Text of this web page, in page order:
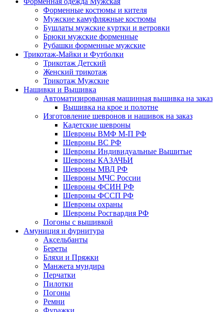
Форменные костюмы и кителя
Мужские камуфляжные костюмы
Бушлаты мужские куртки и ветровки
Брюки мужские форменные
Рубашки форменные мужские
Трикотаж-Майки и Футболки
Трикотаж Детский
Женский трикотаж
Трикотаж Мужские
Нашивки и Вышивка
Автоматизированная машинная вышивка на заказ
Вышивка на крое и полотне
Изготовление шевронов и нашивок на заказ
Кадетские шевроны
Шевроны ВМФ М-П РФ
Шевроны ВС РФ
Шевроны Индивидуальные Вышитые
Шевроны КАЗАЧЬИ
Шевроны МВД РФ
Шевроны МЧС России
Шевроны ФСИН РФ
Шевроны ФССП РФ
Шевроны охраны
Шевроны Росгвардия РФ
Погоны с вышивкой
Амуниция и фурнитура
Аксельбанты
Береты
Бляхи и Пряжки
Манжета мундира
Перчатки
Пилотки
Погоны
Ремни
Фуражки